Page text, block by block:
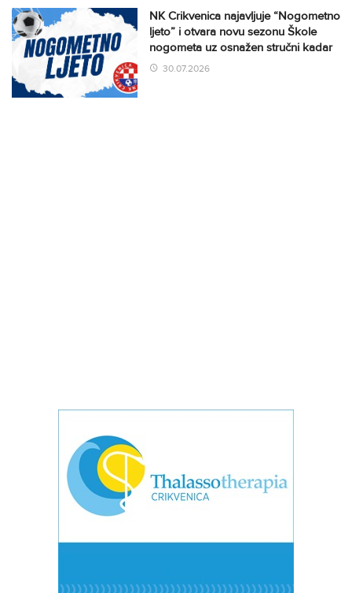
NK Crikvenica najavljuje “Nogometno
ljeto” i otvara novu sezonu Škole
nogometa uz osnažen stručni kadar
30.07.2026